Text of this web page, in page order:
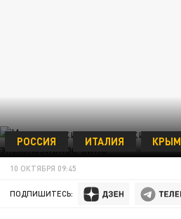
РОССИЯ ИТАЛИЯ КРЫМ
10 ОКТЯБРЯ 09:45
ПОДПИШИТЕСЬ: